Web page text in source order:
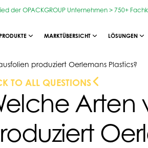
der OPACKGROUP Unternehmen > 750+
MARKTÜBERSICHT LÖSUNGEN
produziert Oerlemans Plastics?
TO ALL QUESTIONS
Arten